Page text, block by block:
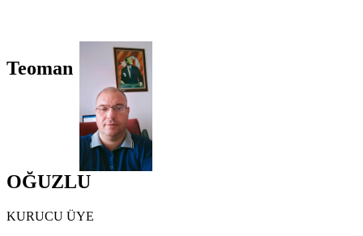
Teoman
OĞUZLU
KURUCU ÜYE